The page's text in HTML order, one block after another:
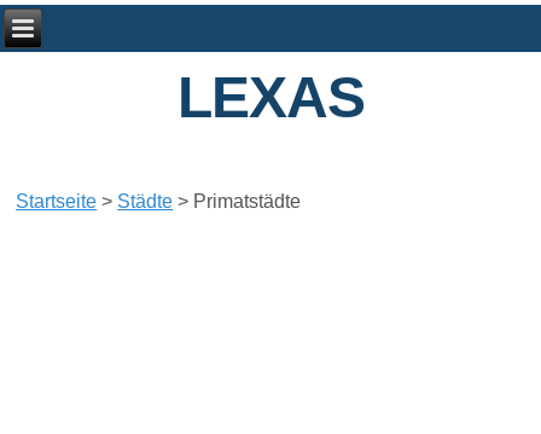
LEXAS
Startseite > Städte > Primatstädte